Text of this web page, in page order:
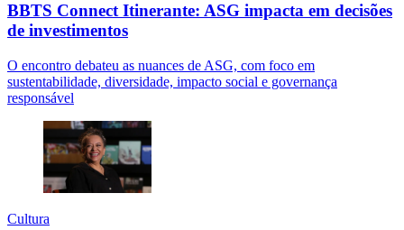
BBTS Connect Itinerante: ASG impacta em decisões
de investimentos
O encontro debateu as nuances de ASG, com foco em
sustentabilidade, diversidade, impacto social e governança
responsável
Cultura